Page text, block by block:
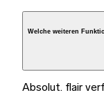
Welche weiteren
Absolut. flair